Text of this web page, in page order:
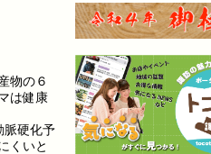
物の６
は健康
脈硬化予
くいと